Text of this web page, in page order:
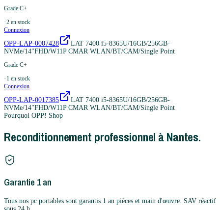
Grade C+
·2 en stock
Connexion
OPP-LAP-0007428
LAT 7400 i5-8365U/16GB/256GB-
NVMe/14"FHD/W11P CMAR WLAN/BT/CAM/Single Point
Grade C+
· 1 en stock
Connexion
OPP-LAP-0017385
LAT 7400 i5-8365U/16GB/256GB-
NVMe/14"FHD/W11P CMAR WLAN/BT/CAM/Single Point
Pourquoi OPP! Shop
Reconditionnement professionnel à Nantes.
Garantie 1 an
Tous nos pc portables sont garantis 1 an pièces et main d'œuvre. SAV réactif